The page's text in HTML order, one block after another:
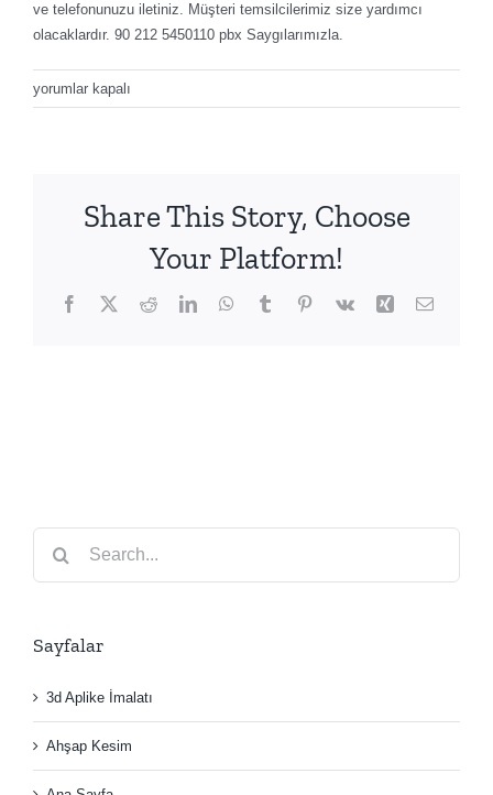
ve telefonunuzu iletiniz. Müşteri temsilcilerimiz size yardımcı
olacaklardır. 90 212 5450110 pbx Saygılarımızla.
kece-
resim-
yorumlar kapalı
Share This Story, Choose
Your Platform!
Facebook
X RedditLinkedInWhatsApp
TumblrPinterest
Vk Xing Email
Sayfalar
3d Aplike İmalatı
Ahşap Kesim